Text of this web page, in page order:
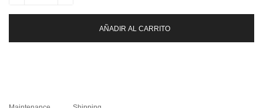
AÑADIR AL CARRITO